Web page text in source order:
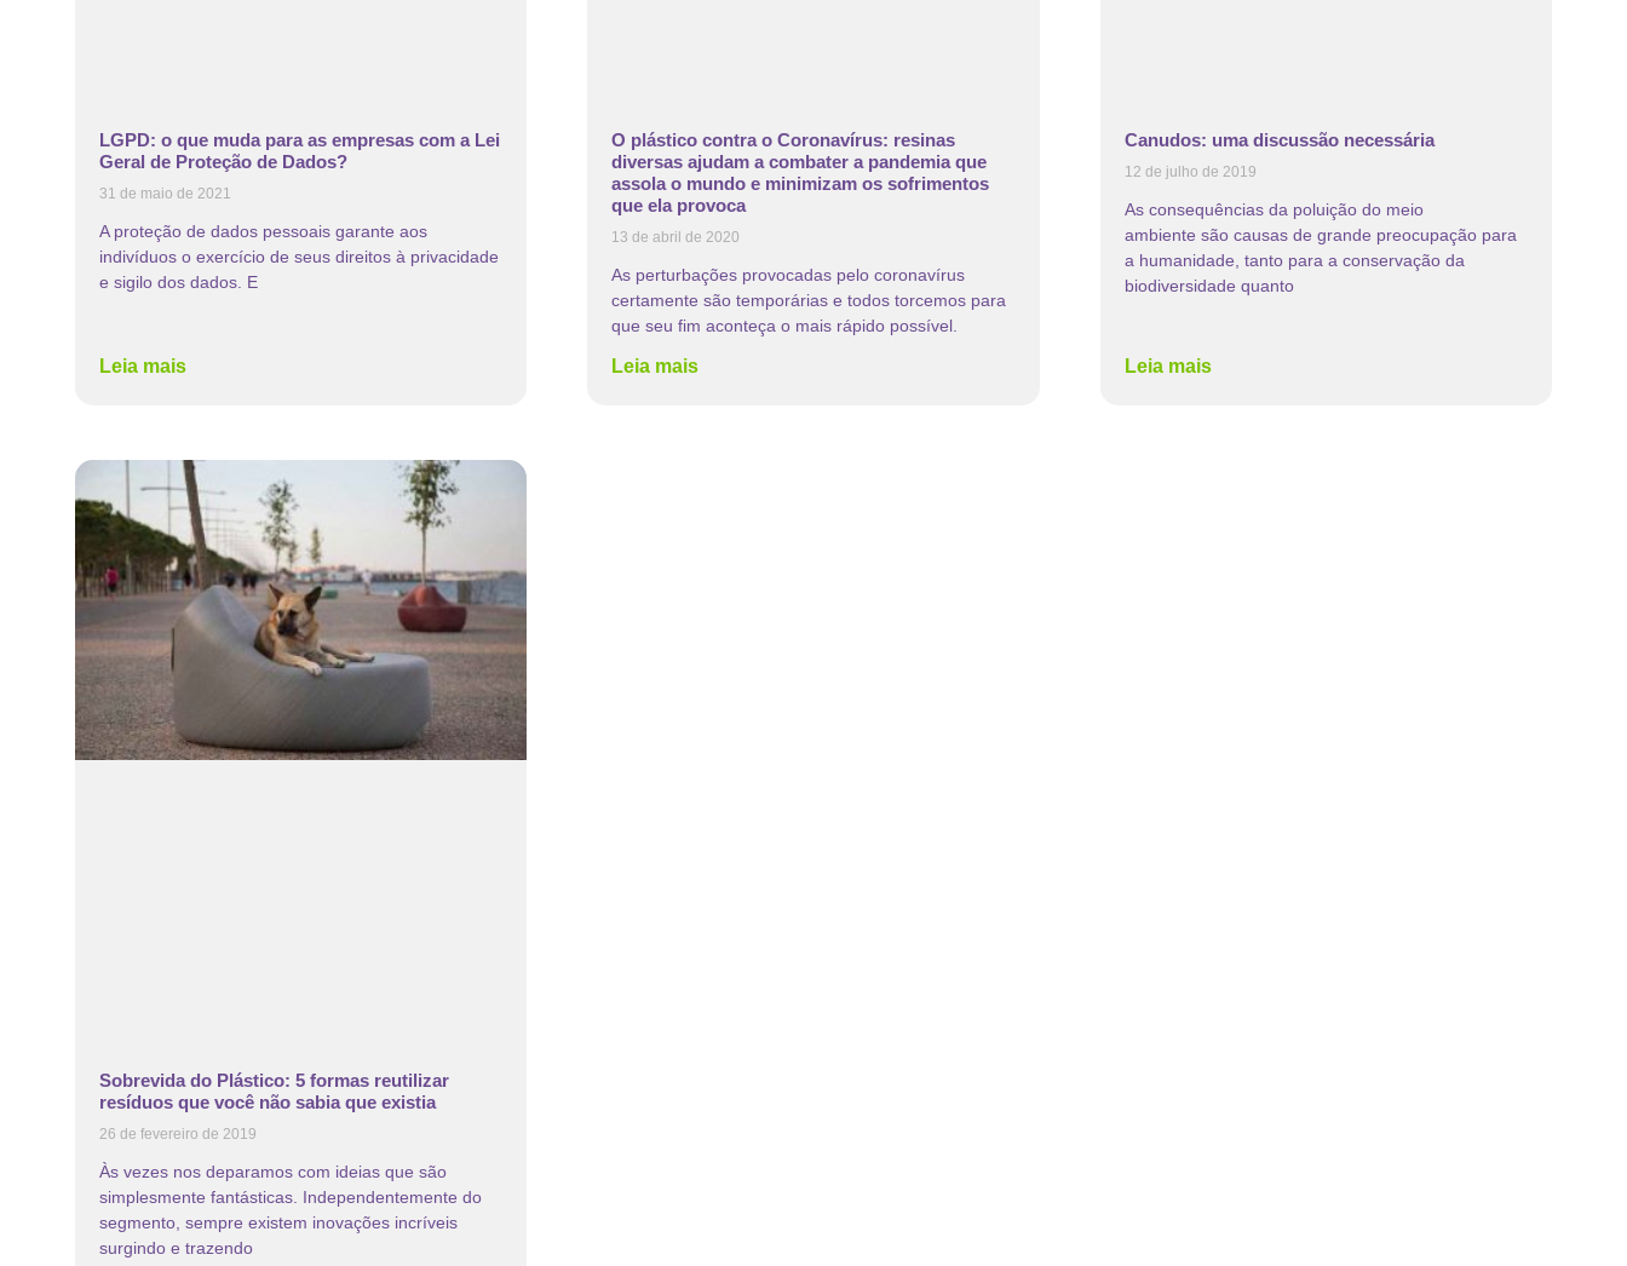
LGPD: o que muda para as empresas com a Lei
Geral de Proteção de Dados?
31 de maio de 2021
A proteção de dados pessoais garante aos
indivíduos o exercício de seus direitos à privacidade
e sigilo dos dados. E
Leia mais
O plástico contra o Coronavírus: resinas
diversas ajudam a combater a pandemia que
assola o mundo e minimizam os sofrimentos
que ela provoca
13 de abril de 2020
As perturbações provocadas pelo coronavírus
certamente são temporárias e todos torcemos para
que seu fim aconteça o mais rápido possível.
Leia mais
Canudos: uma discussão necessária
12 de julho de 2019
As consequências da poluição do meio
ambiente são causas de grande preocupação para
a humanidade, tanto para a conservação da
biodiversidade quanto
Leia mais
Sobrevida do Plástico: 5 formas reutilizar
resíduos que você não sabia que existia
26 de fevereiro de 2019
Às vezes nos deparamos com ideias que são
simplesmente fantásticas. Independentemente do
segmento, sempre existem inovações incríveis
surgindo e trazendo